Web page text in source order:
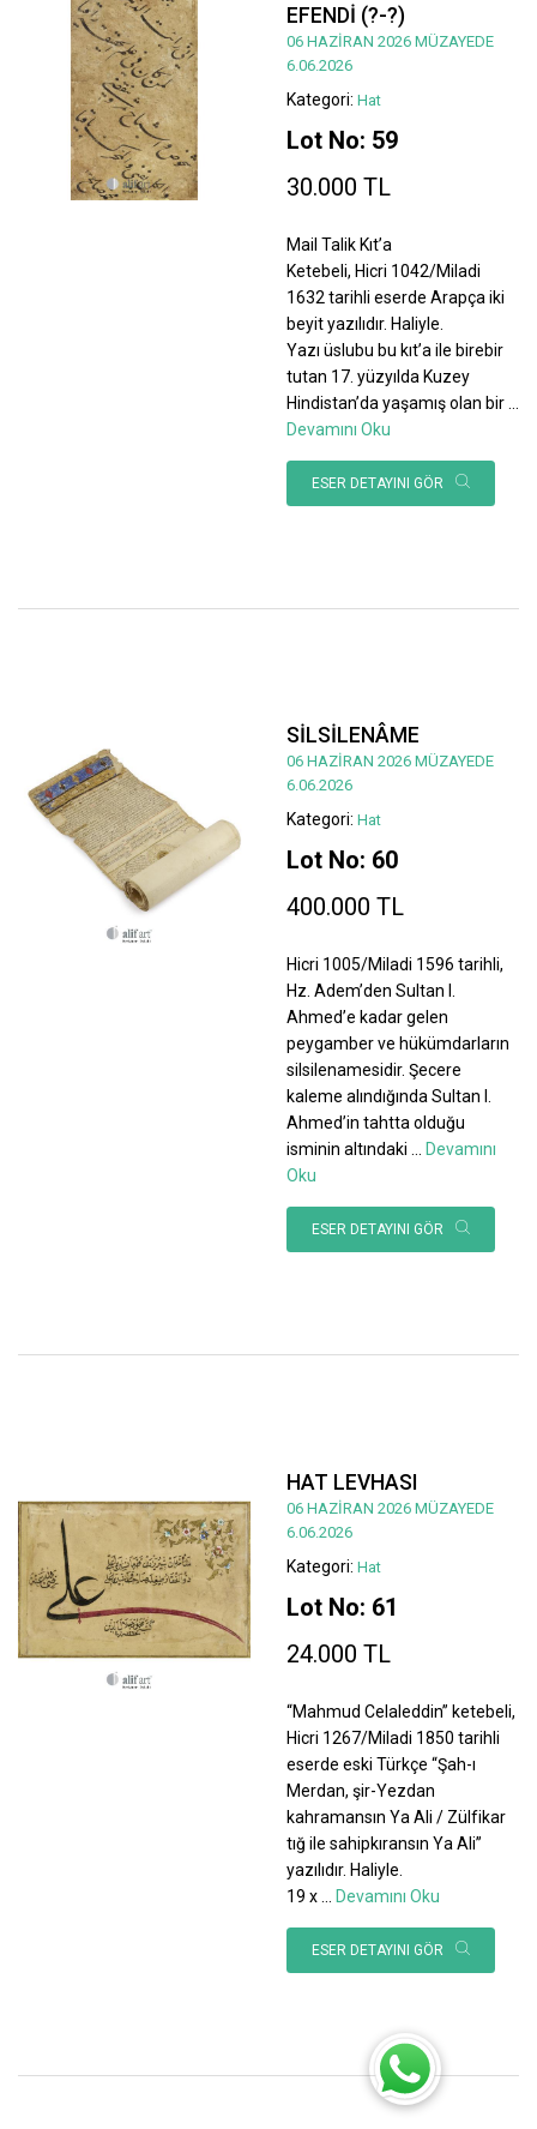
EFENDİ (?-?)
06 HAZİRAN 2026 MÜZAYEDE
6.06.2026
Kategori: Hat
Lot No: 59
30.000 TL
Mail Talik Kıt’a
Ketebeli, Hicri 1042/Miladi
1632 tarihli eserde Arapça iki
beyit yazılıdır. Haliyle.
Yazı üslubu bu kıt’a ile birebir
tutan 17. yüzyılda Kuzey
Hindistan’da yaşamış olan bir
Devamını Oku
ESER DETAYINI GÖR
SİLSİLENÂME
06 HAZİRAN 2026 MÜZAYEDE
6.06.2026
Kategori: Hat
Lot No: 60
400.000 TL
Hicri 1005/Miladi 1596 tarihli,
Hz. Adem’den Sultan I.
Ahmed’e kadar gelen
peygamber ve hükümdarların
silsilenamesidir. Şecere
kaleme alındığında Sultan I.
Ahmed’in tahtta olduğu
isminin altındaki
Devamını
Oku
ESER DETAYINI GÖR
HAT LEVHASI
06 HAZİRAN 2026 MÜZAYEDE
6.06.2026
Kategori: Hat
Lot No: 61
24.000 TL
“Mahmud Celaleddin” ketebeli,
Hicri 1267/Miladi 1850 tarihli
eserde eski Türkçe “Şah-ı
Merdan, şir-Yezdan
kahramansın Ya Ali / Zülfikar
tığ ile sahipkıransın Ya Ali”
yazılıdır. Haliyle.
19 x
Devamını Oku
ESER DETAYINI GÖR